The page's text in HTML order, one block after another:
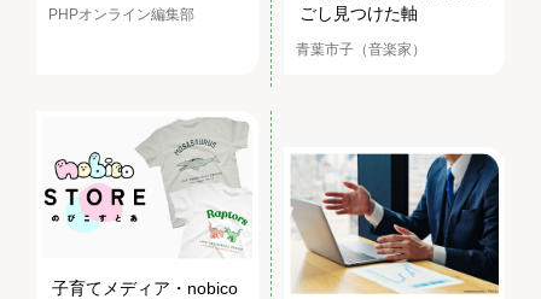
PHPオンライン編集部
ごし見つけた軸
青葉市子（音楽家）
子育てメディア・nobico